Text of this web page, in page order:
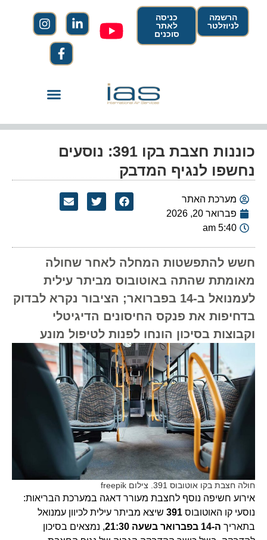
הרשמה
לניוזלטר
כניסה
לאתר
סוכנים
כוננות חצבת בקו 391: נוסעים
נחשפו לנגיף המדבק
מערכת האתר
פברואר 20, 2026
5:40 am
חשש להתפשטות המחלה לאחר שחולה
מאומתת שהתה באוטובוס מביתר עילית
לעמנואל ב-14 בפברואר; הציבור נקרא לבדוק
בדחיפות את פנקס החיסונים הדיגיטלי
וקבוצות בסיכון הונחו לפנות לטיפול מונע
חולה חצבת בקו אוטובוס 391. צילום freepik
אירוע חשיפה נוסף לחצבת מעורר דאגה במערכת הבריאות:
נוסעי קו האוטובוס 391 שיצא מביתר עילית לכיוון עמנואל
בתאריך ה-14 בפברואר בשעה 21:30
, נמצאים בסיכון